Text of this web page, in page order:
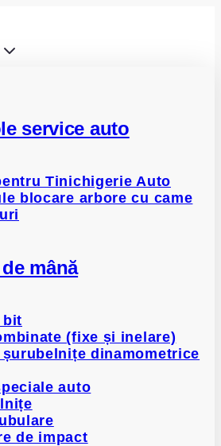
service auto
Tinichigerie Auto
blocare arbore cu came
mână
bit
(fixe și inelare)
dinamometrice
auto
de impact